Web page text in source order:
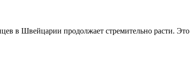
в Швейцарии продолжает стремительно расти.